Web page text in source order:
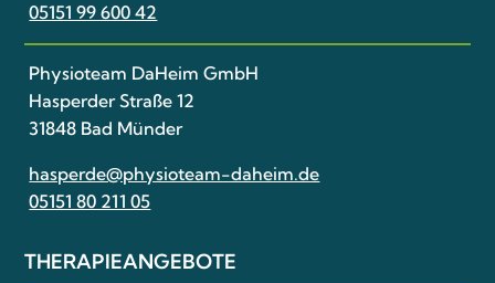
05151 99 600 42
Physioteam DaHeim GmbH
Hasperder Straße 12
31848 Bad Münder
hasperde@physioteam-daheim.de
05151 80 211 05
THERAPIE­ANGEBOTE